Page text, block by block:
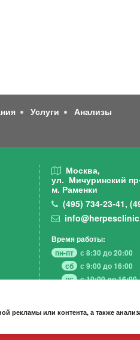
Услуги
Анализы
Москва,
ул. Мичуринский
м. Раменки
(495)734-23-41,
Время работы:
пн-пт
с 8:30 до 20:00
сб
с 9:00 до 16:00
вс
с 10:00 до 16:00
рекламы или контента, а также